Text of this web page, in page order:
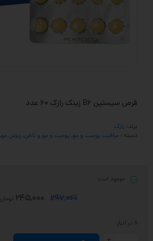
قرص سیستین B6 زینک رازک ۶۰ عدد
برند: رازک
دسته : مراقبت پوست و مو پوست و مو و ناخن ریزش مو
موجود است
297,000
245,000 تومان
8 در انبار